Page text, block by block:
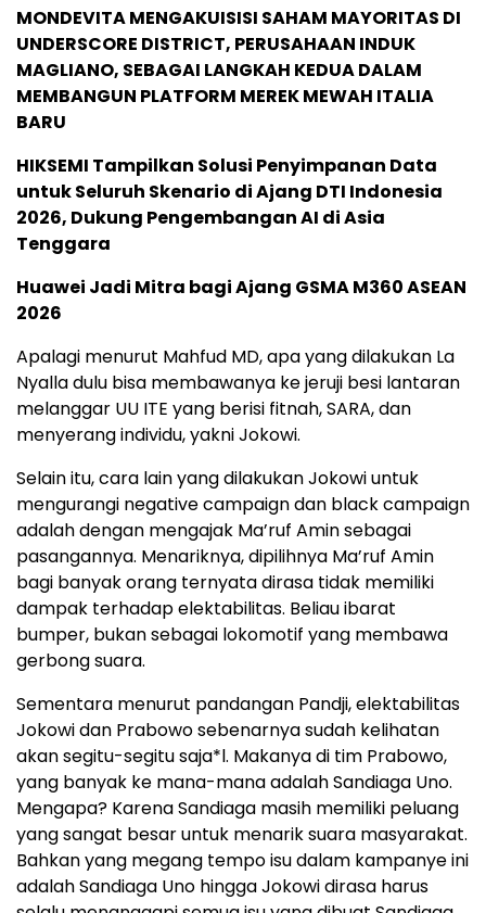
MONDEVITA MENGAKUISISI SAHAM MAYORITAS DI
UNDERSCORE DISTRICT, PERUSAHAAN INDUK
MAGLIANO, SEBAGAI LANGKAH KEDUA DALAM
MEMBANGUN PLATFORM MEREK MEWAH ITALIA
BARU
HIKSEMI Tampilkan Solusi Penyimpanan Data
untuk Seluruh Skenario di Ajang DTI Indonesia
2026, Dukung Pengembangan AI di Asia
Tenggara
Huawei Jadi Mitra bagi Ajang GSMA M360 ASEAN
2026
Apalagi menurut Mahfud MD, apa yang dilakukan La
Nyalla dulu bisa membawanya ke jeruji besi lantaran
melanggar UU ITE yang berisi fitnah, SARA, dan
menyerang individu, yakni Jokowi.
Selain itu, cara lain yang dilakukan Jokowi untuk
mengurangi negative campaign dan black campaign
adalah dengan mengajak Ma’ruf Amin sebagai
pasangannya. Menariknya, dipilihnya Ma’ruf Amin
bagi banyak orang ternyata dirasa tidak memiliki
dampak terhadap elektabilitas. Beliau ibarat
bumper, bukan sebagai lokomotif yang membawa
gerbong suara.
Sementara menurut pandangan Pandji, elektabilitas
Jokowi dan Prabowo sebenarnya sudah kelihatan
akan segitu-segitu saja*l. Makanya di tim Prabowo,
yang banyak ke mana-mana adalah Sandiaga Uno.
Mengapa? Karena Sandiaga masih memiliki peluang
yang sangat besar untuk menarik suara masyarakat.
Bahkan yang megang tempo isu dalam kampanye ini
adalah Sandiaga Uno hingga Jokowi dirasa harus